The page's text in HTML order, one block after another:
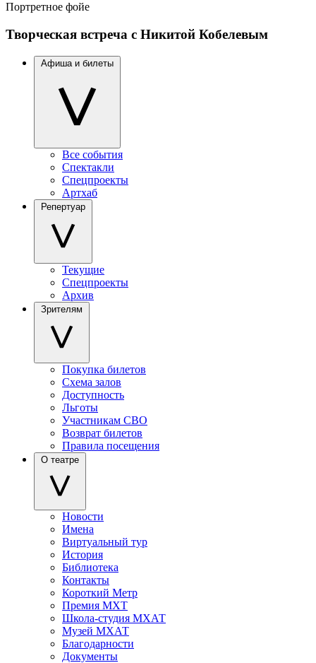
Портретное фойе
Творческая встреча с Никитой Кобелевым
Афиша и билеты
Все события
Спектакли
Спецпроекты
Артхаб
Репертуар
Текущие
Спецпроекты
Архив
Зрителям
Покупка билетов
Схема залов
Доступность
Льготы
Участникам СВО
Возврат билетов
Правила посещения
О театре
Новости
Имена
Виртуальный тур
История
Библиотека
Контакты
Короткий Метр
Премия МХТ
Школа-студия МХАТ
Музей МХАТ
Благодарности
Документы